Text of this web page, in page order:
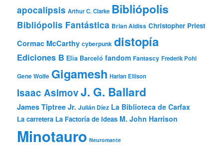
apocalipsis Arthur C. Clarke Bibliópolis
Bibliópolis Fantástica Brian Aldiss Christopher Priest
Cormac McCarthy cyberpunk distopía
Ediciones B Elia Barceló fandom Fantascy Frederik Pohl
Gene Wolfe Gigamesh Harlan Ellison
Isaac AsimovJ. G. Ballard
James Tiptree Jr. Julián Díez La Biblioteca de Carfax
La carretera La Factoría de Ideas M. John Harrison
Minotauro Neuromante